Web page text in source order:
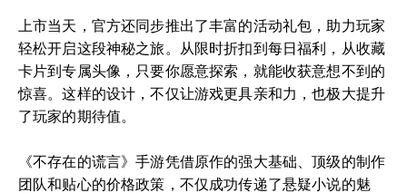
上市当天，官方还同步推出了丰富的活动礼包，助力玩家
轻松开启这段神秘之旅。从限时折扣到每日福利，从收藏
卡片到专属头像，只要你愿意探索，就能收获意想不到的
惊喜。这样的设计，不仅让游戏更具亲和力，也极大提升
了玩家的期待值。
《不存在的谎言》手游凭借原作的强大基础、顶级的制作
团队和贴心的价格政策，不仅成功传递了悬疑小说的魅